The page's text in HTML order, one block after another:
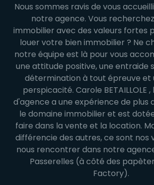
Nous sommes ravis de vous
notre agence. Vous
immobilier avec des valeurs fortes
louer votre bien immobilier ? Ne
notre équipe est là pour vous
une attitude positive, une entraide
détermination à tout épreuve et
perspicacité. Carole BETAILLOLE
d'agence a une expérience de plus
le domaine immobilier et est
faire dans la vente et la location.
différencie des autres, ce sont nos
nous rencontrer dans notre
Passerelles (à côté des
Factory).